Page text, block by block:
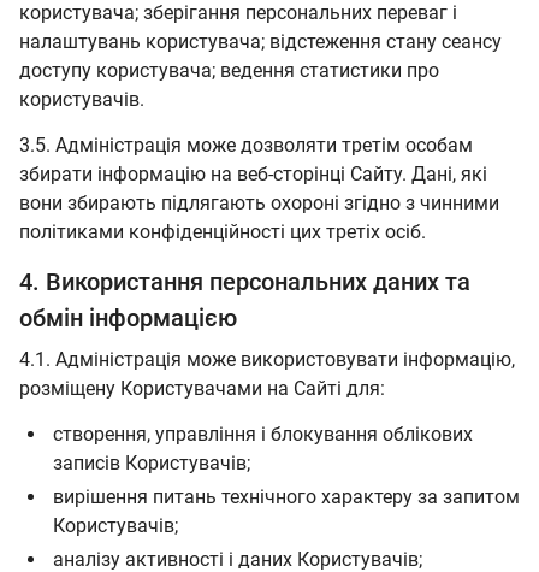
користувача; зберігання персональних переваг і
налаштувань користувача; відстеження стану сеансу
доступу користувача; ведення статистики про
користувачів.
3.5. Адміністрація може дозволяти третім особам
збирати інформацію на веб-сторінці Сайту. Дані, які
вони збирають підлягають охороні згідно з чинними
політиками конфіденційності цих третіх осіб.
4. Використання персональних даних та
обмін інформацією
4.1. Адміністрація може використовувати інформацію,
розміщену Користувачами на Сайті для:
створення, управління і блокування облікових
записів Користувачів;
вирішення питань технічного характеру за запитом
Користувачів;
аналізу активності і даних Користувачів;